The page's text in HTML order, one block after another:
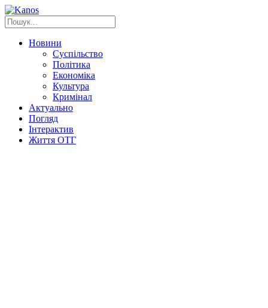
Новини
Суспільство
Політика
Економіка
Культура
Кримінал
Актуально
Погляд
Інтерактив
Життя ОТГ